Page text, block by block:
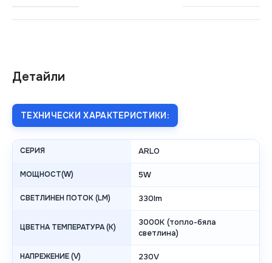
Детайли
ТЕХНИЧЕСКИ ХАРАКТЕРИСТИКИ:
СЕРИЯ ARLO
МОЩНОСТ(W) 5W
СВЕТЛИНЕН ПОТОК (LM) 330lm
ЦВЕТНА ТЕМПЕРАТУРА (K)
3000K (топло-бяла
светлина)
НАПРЕЖЕНИЕ (V) 230V